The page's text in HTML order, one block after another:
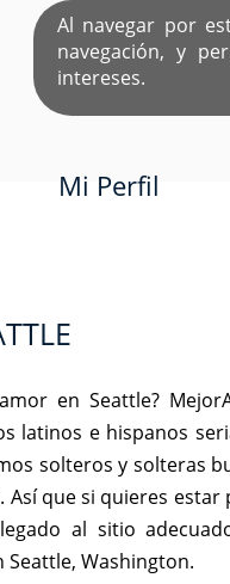
Al navegar por
navegación, y
intereses.EL ÚNICO
Mi Perfil
amor en Seattle?
latinos e hispanos
solteros y solteras
Así que si quieres
al sitio
Washington.